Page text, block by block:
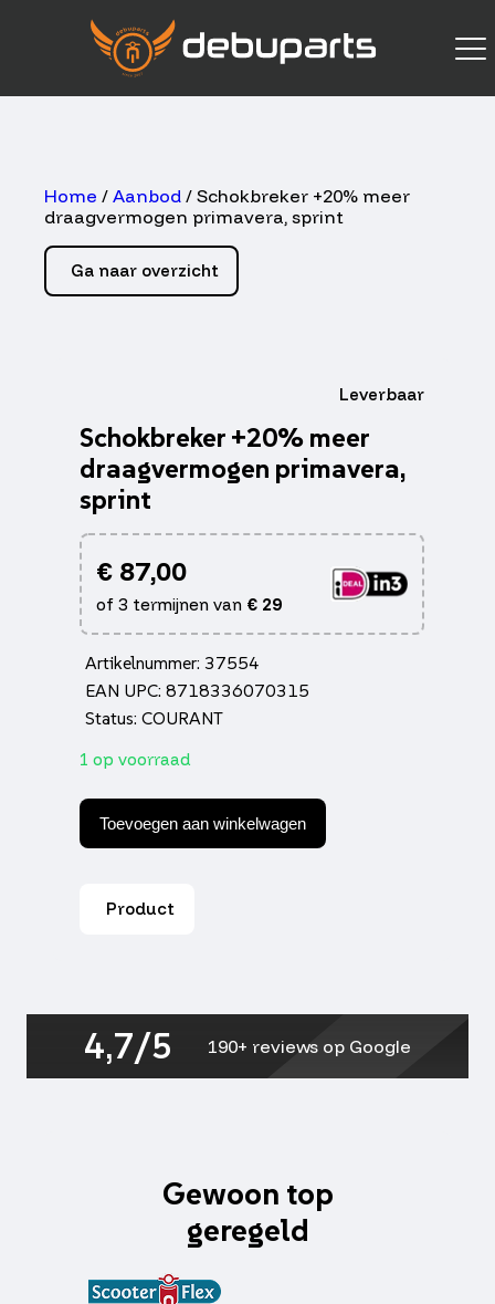
Home / Aanbod / Schokbreker +20% meer
draagvermogen primavera, sprint
Ga naar overzicht
Leverbaar
Schokbreker +20% meer
draagvermogen primavera,
sprint
€87,00
of 3 termijnen van €29
Artikelnummer: 37554
EAN UPC: 8718336070315
Status: COURANT
1 op voorraad
+20%
meer
draagvermogen
aantal
Toevoegen aan winkelwagen
Product
4,7/5 190+ reviews op Google
Gewoon top
geregeld